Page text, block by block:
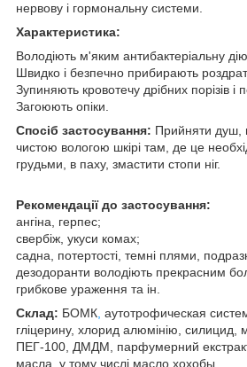
нервову і гормональну системи.
Характеристика:
Володіють м'яким антибактеріальну
Швидко і безпечно прибирають
Зупиняють кровотечу дрібних порізів і
Загоюють опіки.
Спосіб застосування: Прийняти душ,
чистою вологою шкірі там, де це
грудьми, в паху, змастити стопи ніг.
Рекомендації до застосування:
ангіна, герпес;
свербіж, укуси комах;
садна, потертості, темні плями,
дезодоранти володіють прекрасним
грибкове ураження та ін.
Склад: БОМК, аутотрофическая
гліцерину, хлорид алюмінію, силицид,
ПЕГ-100, ДМДМ, парфумерний
масла, у тому числі масло хохобы.